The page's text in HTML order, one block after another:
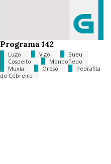
Programa 142
Lugo Vigo
Bueu
Cospeito
Mondoñedo
Muxía
Oroso
Pedrafita
do Cebreiro